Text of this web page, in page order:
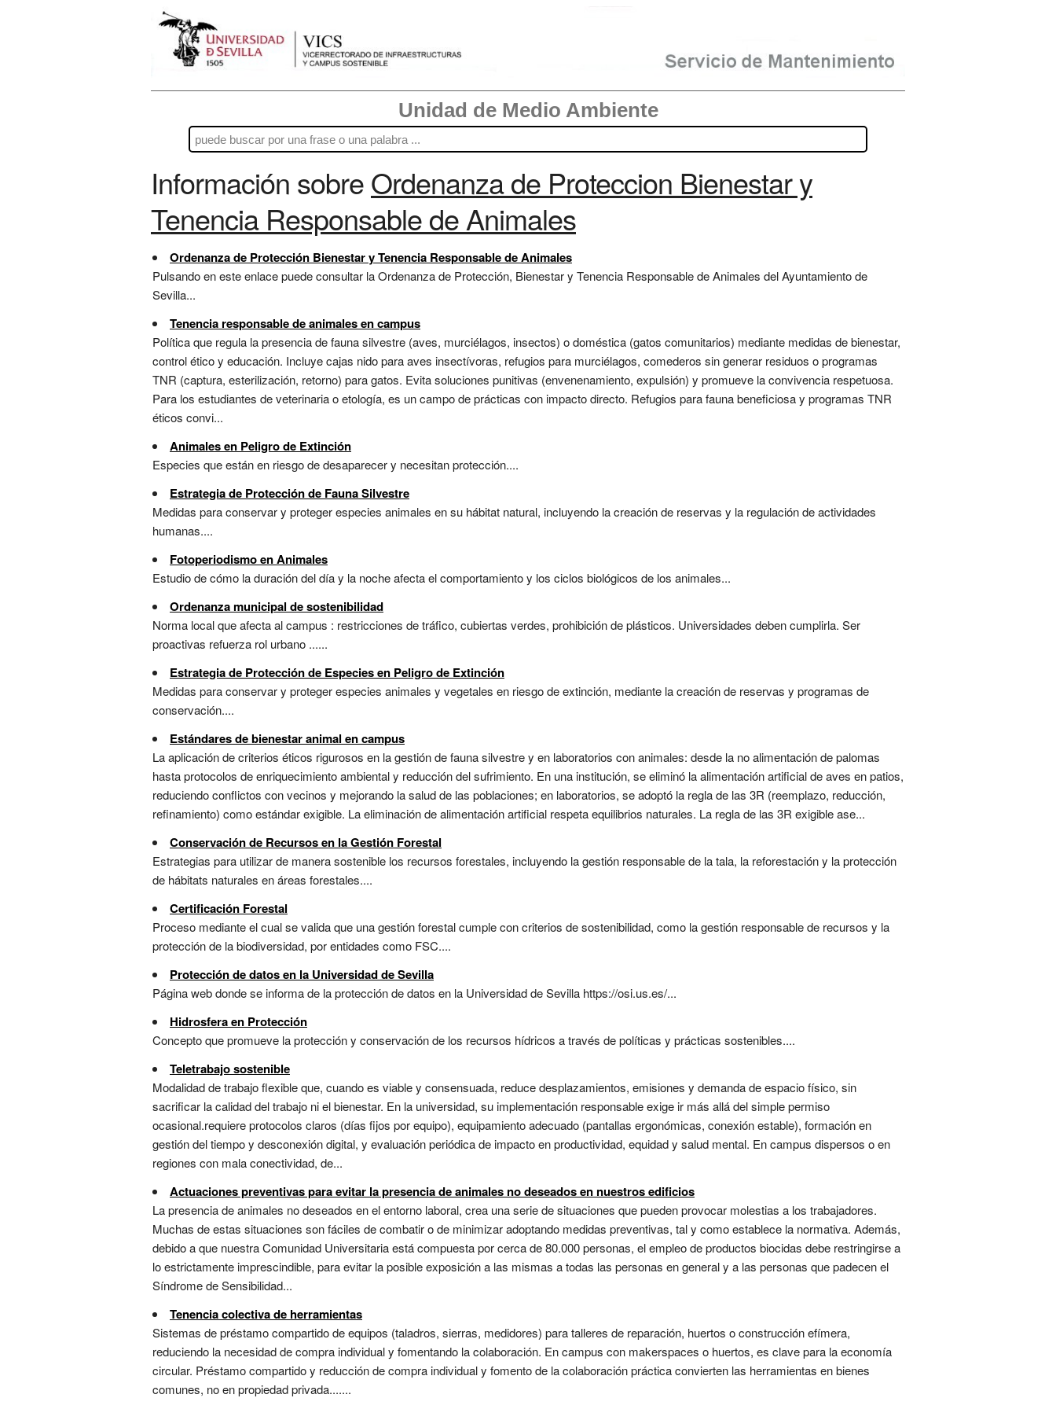
Unidad de Medio Ambiente
Información sobreOrdenanza de Proteccion Bienestar y
Tenencia Responsable de Animales
Ordenanza de Protección Bienestar y Tenencia Responsable de Animales
Pulsando en este enlace puede consultar la Ordenanza de Protección, Bienestar y Tenencia Responsable de Animales del Ayuntamiento de
Sevilla...
Tenencia responsable de animales en campus
Política que regula la presencia de fauna silvestre (aves, murciélagos, insectos) o doméstica (gatos comunitarios) mediante medidas de bienestar,
control ético y educación. Incluye cajas nido para aves insectívoras, refugios para murciélagos, comederos sin generar residuos o programas
TNR (captura, esterilización, retorno) para gatos. Evita soluciones punitivas (envenenamiento, expulsión) y promueve la convivencia respetuosa.
Para los estudiantes de veterinaria o etología, es un campo de prácticas con impacto directo. Refugios para fauna beneficiosa y programas TNR
éticos convi...
Animales en Peligro de Extinción
Especies que están en riesgo de desaparecer y necesitan protección....
Estrategia de Protección de Fauna Silvestre
Medidas para conservar y proteger especies animales en su hábitat natural, incluyendo la creación de reservas y la regulación de actividades
humanas....
Fotoperiodismo en Animales
Estudio de cómo la duración del día y la noche afecta el comportamiento y los ciclos biológicos de los animales...
Ordenanza municipal de sostenibilidad
Norma local que afecta al campus : restricciones de tráfico, cubiertas verdes, prohibición de plásticos. Universidades deben cumplirla. Ser
proactivas refuerza rol urbano ......
Estrategia de Protección de Especies en Peligro de Extinción
Medidas para conservar y proteger especies animales y vegetales en riesgo de extinción, mediante la creación de reservas y programas de
conservación....
Estándares de bienestar animal en campus
La aplicación de criterios éticos rigurosos en la gestión de fauna silvestre y en laboratorios con animales: desde la no alimentación de palomas
hasta protocolos de enriquecimiento ambiental y reducción del sufrimiento. En una institución, se eliminó la alimentación artificial de aves en patios,
reduciendo conflictos con vecinos y mejorando la salud de las poblaciones; en laboratorios, se adoptó la regla de las 3R (reemplazo, reducción,
refinamiento) como estándar exigible. La eliminación de alimentación artificial respeta equilibrios naturales. La regla de las 3R exigible ase...
Conservación de Recursos en la Gestión Forestal
Estrategias para utilizar de manera sostenible los recursos forestales, incluyendo la gestión responsable de la tala, la reforestación y la protección
de hábitats naturales en áreas forestales....
Certificación Forestal
Proceso mediante el cual se valida que una gestión forestal cumple con criterios de sostenibilidad, como la gestión responsable de recursos y la
protección de la biodiversidad, por entidades como FSC....
Protección de datos en la Universidad de Sevilla
Página web donde se informa de la protección de datos en la Universidad de Sevilla https://osi.us.es/...
Hidrosfera en Protección
Concepto que promueve la protección y conservación de los recursos hídricos a través de políticas y prácticas sostenibles....
Teletrabajo sostenible
Modalidad de trabajo flexible que, cuando es viable y consensuada, reduce desplazamientos, emisiones y demanda de espacio físico, sin
sacrificar la calidad del trabajo ni el bienestar. En la universidad, su implementación responsable exige ir más allá del simple permiso
ocasional.requiere protocolos claros (días fijos por equipo), equipamiento adecuado (pantallas ergonómicas, conexión estable), formación en
gestión del tiempo y desconexión digital, y evaluación periódica de impacto en productividad, equidad y salud mental. En campus dispersos o en
regiones con mala conectividad, de...
Actuaciones preventivas para evitar la presencia de animales no deseados en nuestros edificios
La presencia de animales no deseados en el entorno laboral, crea una serie de situaciones que pueden provocar molestias a los trabajadores.
Muchas de estas situaciones son fáciles de combatir o de minimizar adoptando medidas preventivas, tal y como establece la normativa. Además,
debido a que nuestra Comunidad Universitaria está compuesta por cerca de 80.000 personas, el empleo de productos biocidas debe restringirse a
lo estrictamente imprescindible, para evitar la posible exposición a las mismas a todas las personas en general y a las personas que padecen el
Síndrome de Sensibilidad...
Tenencia colectiva de herramientas
Sistemas de préstamo compartido de equipos (taladros, sierras, medidores) para talleres de reparación, huertos o construcción efímera,
reduciendo la necesidad de compra individual y fomentando la colaboración. En campus con makerspaces o huertos, es clave para la economía
circular. Préstamo compartido y reducción de compra individual y fomento de la colaboración práctica convierten las herramientas en bienes
comunes, no en propiedad privada.......